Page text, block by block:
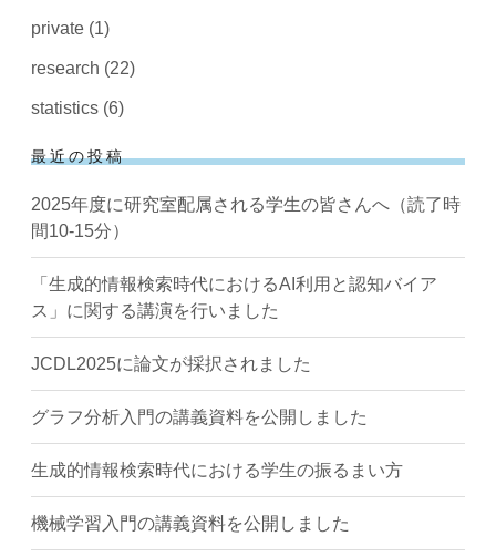
private (1)
research (22)
statistics (6)
最近の投稿
2025年度に研究室配属される学生の皆さんへ（読了時
間10-15分）
「生成的情報検索時代におけるAI利用と認知バイア
ス」に関する講演を行いました
JCDL2025に論文が採択されました
グラフ分析入門の講義資料を公開しました
生成的情報検索時代における学生の振るまい方
機械学習入門の講義資料を公開しました